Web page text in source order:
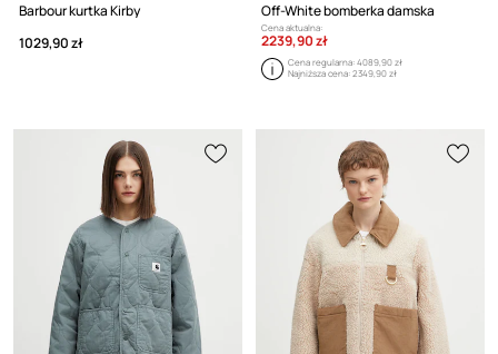
Barbour kurtka Kirby
1029,90 zł
Off-White bomberka damska
Cena aktualna:
2239,90 zł
Cena regularna:4089,90 zł
Najniższa cena:2349,90 zł